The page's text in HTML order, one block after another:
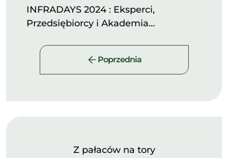
INFRADAYS 2024 : Eksperci,
Przedsiębiorcy i Akademia…
Poprzednia
Z pałaców na tory